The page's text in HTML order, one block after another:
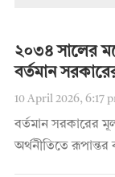
২০৩৪ সালের
বর্তমান
10 April 2026, 6:17
বর্তমান সরকারের
অর্থনীতিতে